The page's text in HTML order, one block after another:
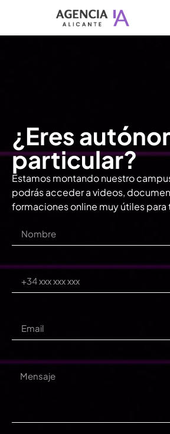
¿Eres
particular?
Estamos montando nuestro
podrás acceder a videos,
formaciones online muy útiles para